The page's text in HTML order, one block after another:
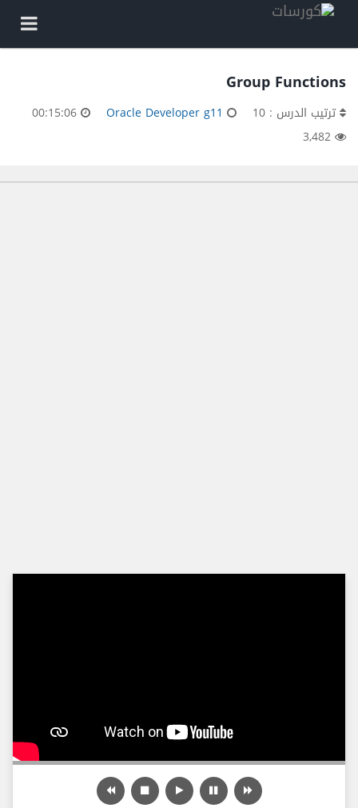
Group Functions
ترتيب الدرس : 10 Oracle Developer g11